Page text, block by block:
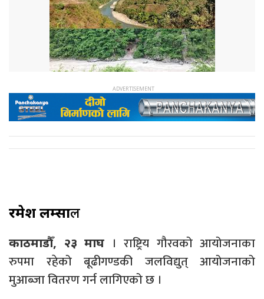
रमेश लम्साल
काठमाडौँ, २३ माघ । राष्ट्रिय गौरवको आयोजनाका
रुपमा रहेको बूढीगण्डकी जलविद्युत् आयोजनाको
मुआब्जा वितरण गर्न लागिएको छ ।